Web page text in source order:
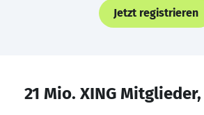
Jetzt registrieren
21 Mio. XING